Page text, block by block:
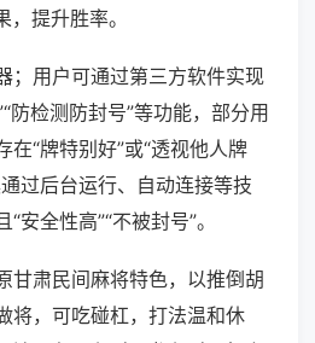
提升胜率。
；用户可通过第三方软件实现
防检测防封号”等功能，部分用
在“牌特别好”或“透视他人牌
过后台运行、自动连接等技
安全性高”“不被封号”。
甘肃民间麻将特色，以推倒胡
将，可吃碰杠，打法温和休